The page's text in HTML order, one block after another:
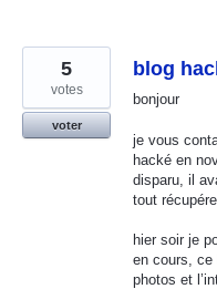
blog
bonjour
je vous
hacké en
disparu, il
tout
hier soir je
en cours, ce
photos et
5
votes
voter